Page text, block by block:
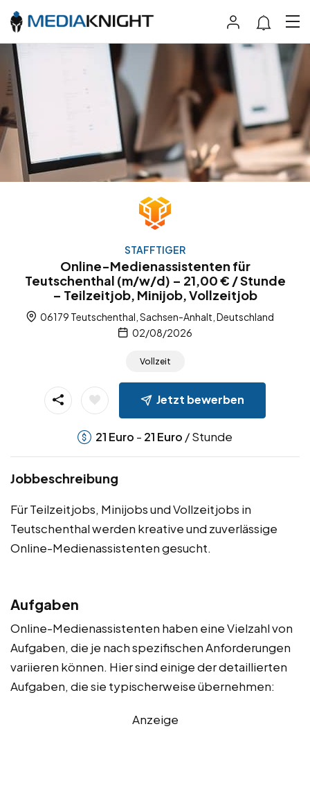
STAFFTIGER
Online-Medienassistenten für
Teutschenthal (m/w/d) – 21,00 € / Stunde
– Teilzeitjob, Minijob, Vollzeitjob
06179 Teutschenthal, Sachsen-Anhalt, Deutschland
02/08/2026
Vollzeit
Jetzt bewerben
21 Euro - 21 Euro / Stunde
Jobbeschreibung
Für Teilzeitjobs, Minijobs und Vollzeitjobs in
Teutschenthal werden kreative und zuverlässige
Online-Medienassistenten gesucht.
Aufgaben
Online-Medienassistenten haben eine Vielzahl von
Aufgaben, die je nach spezifischen Anforderungen
variieren können. Hier sind einige der detaillierten
Aufgaben, die sie typischerweise übernehmen:
Anzeige